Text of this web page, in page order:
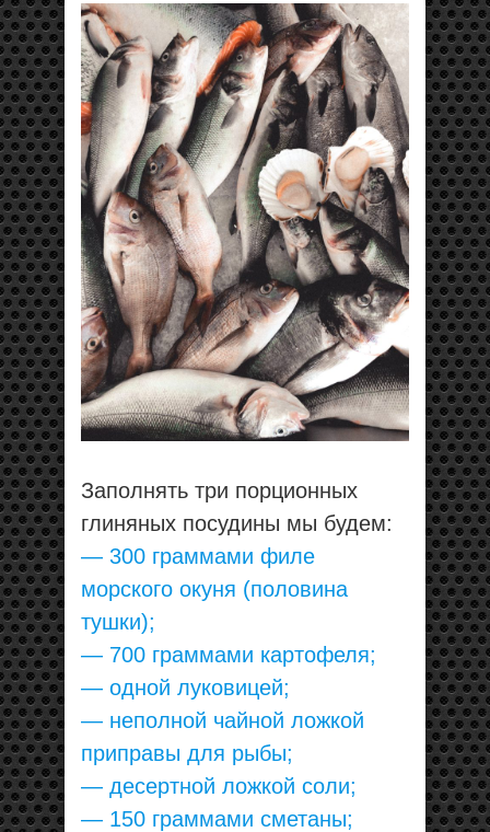
Заполнять три порционных
глиняных посудины мы будем:
— 300 граммами филе
морского окуня (половина
тушки);
— 700 граммами картофеля;
— одной луковицей;
— неполной чайной ложкой
приправы для рыбы;
— десертной ложкой соли;
— 150 граммами сметаны;